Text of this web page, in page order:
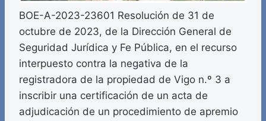
BOE-A-2023-23601 Resolución de 31 de
octubre de 2023, de la Dirección General de
Seguridad Jurídica y Fe Pública, en el recurso
interpuesto contra la negativa de la
registradora de la propiedad de Vigo n.º 3 a
inscribir una certificación de un acta de
adjudicación de un procedimiento de apremio